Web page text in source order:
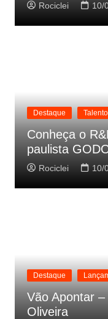
Rociclei 10/
Destaque
Conheça o
paulista
Rociclei 10/
Destaque
Vão Apontar
Oliveira